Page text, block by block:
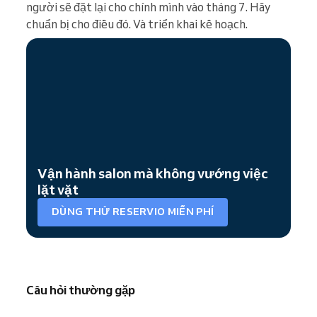
người sẽ đặt lại cho chính mình vào tháng 7. Hãy
chuẩn bị cho điều đó. Và triển khai kế hoạch.
Vận hành salon mà không vướng việc
lặt vặt
DÙNG THỬ RESERVIO MIỄN PHÍ
Câu hỏi thường gặp